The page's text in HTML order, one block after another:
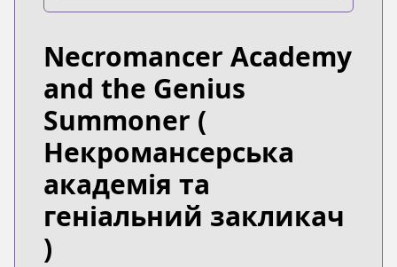
Kakao Webtoon
Kakao Webtoon
Kakao Webtoon
https://webtoon.kakao.com/content/네크로맨서-
KakaoPage
KakaoPage
https://page.kakao.com/content/62727430
Necromancer Academy
and the Genius
Summoner (
Некромансерська
академія та
геніальний закликач
)